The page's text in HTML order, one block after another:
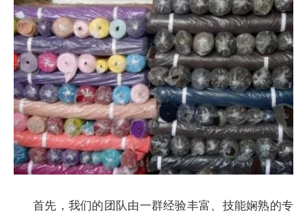
首先，我们的团队由一群经验丰富、技能娴熟的专